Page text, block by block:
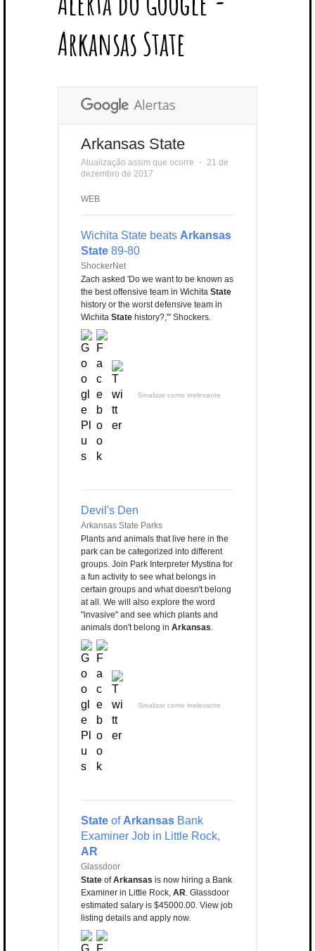
E
R
B
O
O
K
L
E
P
L
U
E
R
S
E
D
I
N
A
G
R
A
M
U
B
U
Arkansas State
Arkansas State
Atualização assim que ocorre ⋅ 21 de
dezembro de 2017
WEB
Wichita State beats Arkansas
State 89-80
ShockerNet
Zach asked 'Do we want to be known as
the best offensive team in Wichita State
history or the worst defensive team in
Wichita State history?,'" Shockers.
Sinalizar como irrelevante
Devil's Den
Arkansas State Parks
Plants and animals that live here in the
park can be categorized into different
groups. Join Park Interpreter Mystina for
a fun activity to see what belongs in
certain groups and what doesn't belong
at all. We will also explore the word
"invasive" and see which plants and
animals don't belong in Arkansas.
Sinalizar como irrelevante
State ofArkansas Bank
Examiner Job in Little Rock,
AR
Glassdoor
State ofArkansas is now hiring a Bank
Examiner in Little Rock, AR. Glassdoor
estimated salary is $45000.00. View job
listing details and apply now.